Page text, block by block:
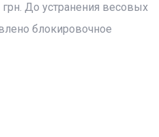
До устранения весовых
блокировочное